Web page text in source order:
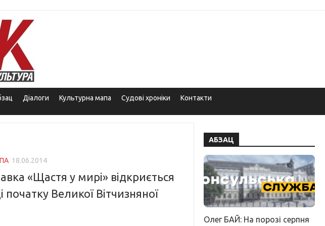
Діалоги Культурна мапа Судові хроніки Контакти
18.06.2014
«Щастя у мирі» відкриється
початку Великої Вітчизняної
АБЗАЦ
Олег БАЙ: На порозі серпня